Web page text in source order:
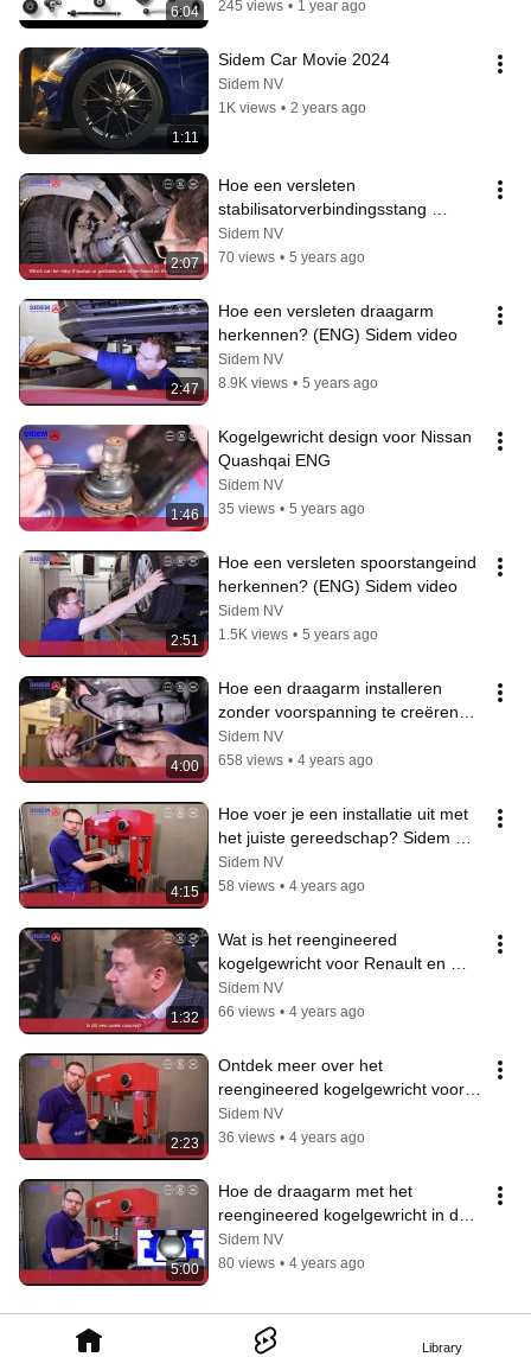
Library
6:04
245 views • 1 year ago
1:11
Sidem Car Movie 2024
Sidem NV
1K views • 2 years ago
2:07
Hoe een versleten
stabilisatorverbindingsstang
herkennen? (ENG) Sidem video
Sidem NV
70 views • 5 years ago
2:47
Hoe een versleten draagarm
herkennen? (ENG) Sidem video
Sidem NV
8.9K views • 5 years ago
1:46
Kogelgewricht design voor Nissan
Quashqai ENG
Sidem NV
35 views • 5 years ago
2:51
Hoe een versleten spoorstangeind
herkennen? (ENG) Sidem video
Sidem NV
1.5K views • 5 years ago
4:00
Hoe een draagarm installeren
zonder voorspanning te creëren?
Sidem Steering & Suspension
(ENG)
Sidem NV
658 views • 4 years ago
4:15
Hoe voer je een installatie uit met
het juiste gereedschap? Sidem
Steering & Suspension
Sidem NV
58 views • 4 years ago
1:32
Wat is het reengineered
kogelgewricht voor Renault en
Dacia? (EN) Sidem Steering &
Suspension
Sidem NV
66 views • 4 years ago
2:23
Ontdek meer over het
reengineered kogelgewricht voor
Dacia en Renault (EN)
Sidem NV
36 views • 4 years ago
5:00
Hoe de draagarm met het
reengineered kogelgewricht in de
auto installeren? (Dacia - Renault)
Sidem NV
80 views • 4 years ago